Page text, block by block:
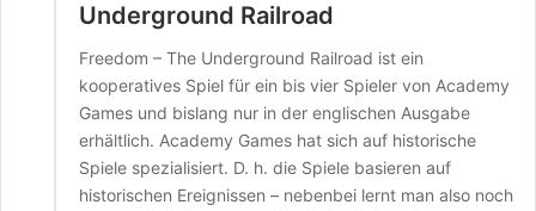
Underground Railroad
Freedom – The Underground Railroad ist ein
kooperatives Spiel für ein bis vier Spieler von Academy
Games und bislang nur in der englischen Ausgabe
erhältlich. Academy Games hat sich auf historische
Spiele spezialisiert. D. h. die Spiele basieren auf
historischen Ereignissen – nebenbei lernt man also noch